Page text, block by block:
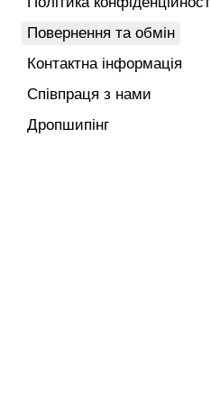
Повернення та обмін
Контактна інформація
Співпраця з нами
Дропшипінг